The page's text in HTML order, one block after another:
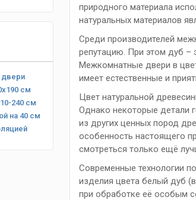
см
240 см
на 40 см
природного материала
натуральных материалов
Среди производителей
репутацию. При этом дуб –
Межкомнатные двери в
имеет естественные и
Цвет натуральной
Однако некоторые детали
из других ценных пород
особенность настоящего
смотреться только ещё
Современные технологии
изделия цвета белый дуб
при обработке её особым